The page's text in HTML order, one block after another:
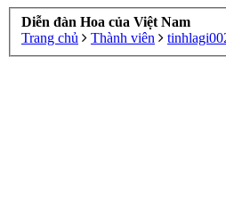
Diễn đàn Hoa của Việt Nam
Trang chủ
Thành viên